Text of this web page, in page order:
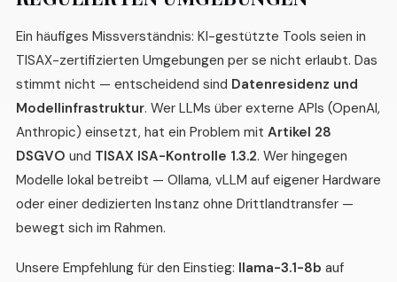
Ein häufiges Missverständnis: KI-gestützte Tools seien in
TISAX-zertifizierten Umgebungen per se nicht erlaubt. Das
stimmt nicht — entscheidend sind Datenresidenz und
Modellinfrastruktur. Wer LLMs über externe APIs (OpenAI,
Anthropic) einsetzt, hat ein Problem mit Artikel 28
DSGVO und TISAX ISA-Kontrolle 1.3.2. Wer hingegen
Modelle lokal betreibt — Ollama, vLLM auf eigener Hardware
oder einer dedizierten Instanz ohne Drittlandtransfer —
bewegt sich im Rahmen.
Unsere Empfehlung für den Einstieg: llama-3.1-8b auf